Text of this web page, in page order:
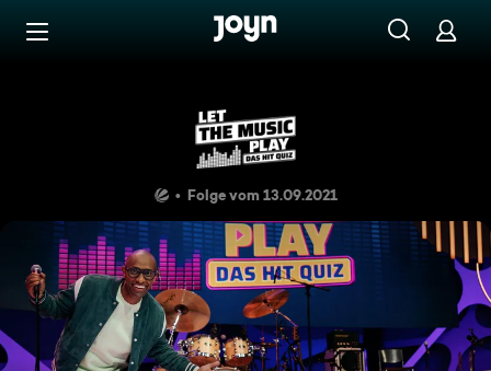
Zum Inhalt springen
Thomas, Manuel, Jenny
Folge vom 13.09.2021